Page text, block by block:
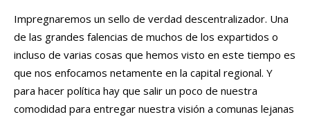
Impregnaremos un sello de verdad descentralizador. Una
de las grandes falencias de muchos de los expartidos o
incluso de varias cosas que hemos visto en este tiempo es
que nos enfocamos netamente en la capital regional. Y
para hacer política hay que salir un poco de nuestra
comodidad para entregar nuestra visión a comunas lejanas